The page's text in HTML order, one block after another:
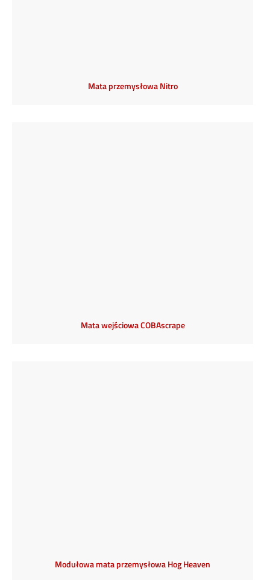
Mata przemysłowa Nitro
Mata wejściowa COBAscrape
Modułowa mata przemysłowa Hog Heaven